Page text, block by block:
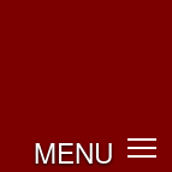
MENU